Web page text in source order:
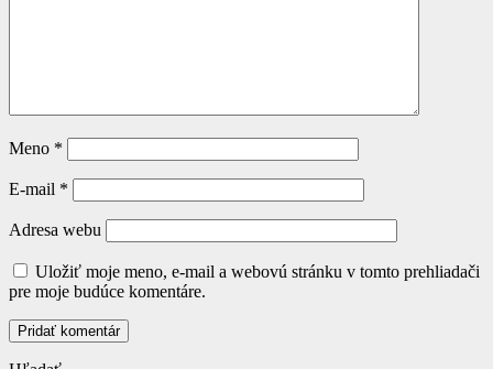
Meno *
E-mail *
Adresa webu
Uložiť moje meno, e-mail a webovú stránku v tomto prehliadači
pre moje budúce komentáre.